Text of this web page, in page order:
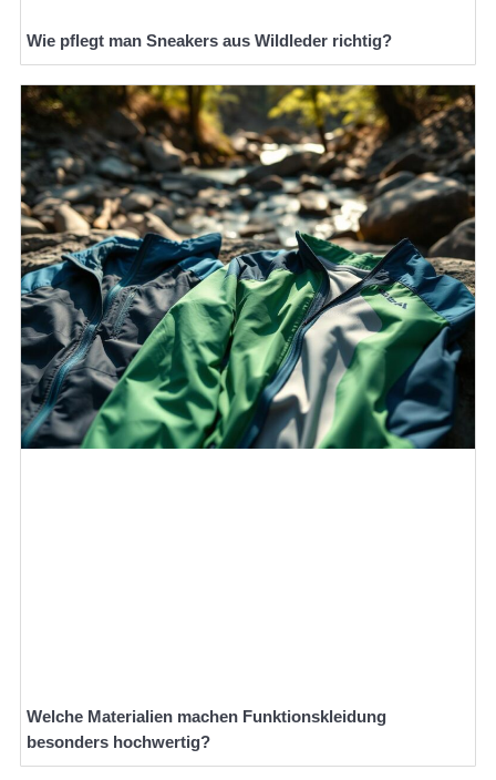
Wie pflegt man Sneakers aus Wildleder richtig?
Welche Materialien machen Funktionskleidung
besonders hochwertig?